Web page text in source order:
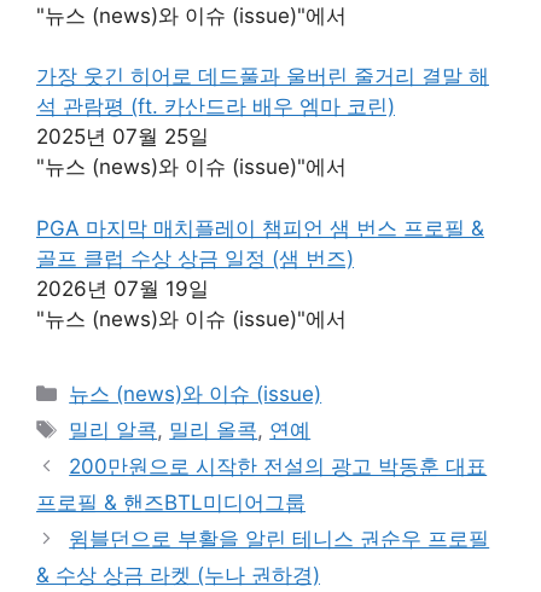
"뉴스 (news)와 이슈 (issue)"에서
가장 웃긴 히어로 데드풀과 울버린 줄거리 결말 해
석 관람평 (ft. 카산드라 배우 엠마 코린)
2025년 07월 25일
"뉴스 (news)와 이슈 (issue)"에서
PGA 마지막 매치플레이 챔피언 샘 번스 프로필 &
골프 클럽 수상 상금 일정 (샘 번즈)
2026년 07월 19일
"뉴스 (news)와 이슈 (issue)"에서
카
테
리
뉴스 (news)와 이슈 (issue)
태
그
밀리 알콕, 밀리 올콕, 연예
200만원으로 시작한 전설의 광고 박동훈 대표
프로필 & 핸즈BTL미디어그룹
윔블던으로 부활을 알린 테니스 권순우 프로필
& 수상 상금 라켓 (누나 권하경)